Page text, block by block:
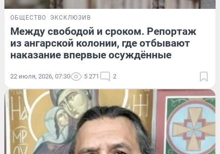
ОБЩЕСТВО ЭКСКЛЮЗИВ
Между свободой и сроком. Репортаж
из ангарской колонии, где отбывают
наказание впервые осуждённые
22 июля, 2026, 07:30 5 271 2